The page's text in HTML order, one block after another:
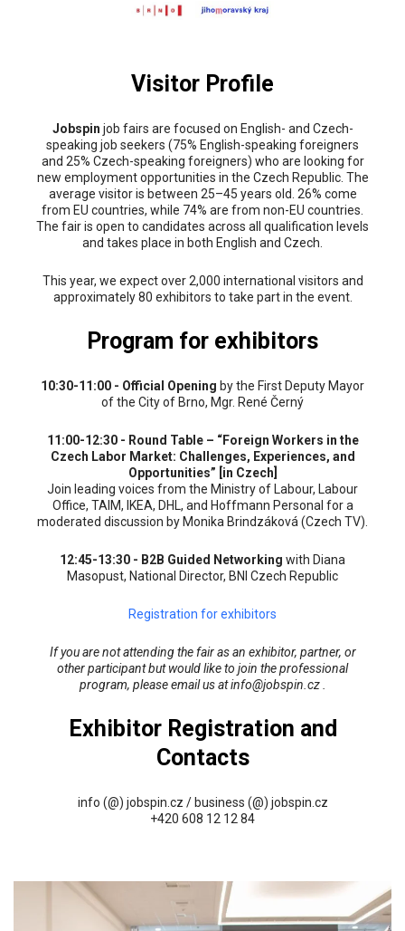
Visitor Profile
Jobspin job fairs are focused on English- and Czech-
speaking job seekers (75% English-speaking foreigners
and 25% Czech-speaking foreigners) who are looking for
new employment opportunities in the Czech Republic. The
average visitor is between 25–45 years old. 26% come
from EU countries, while 74% are from non-EU countries.
The fair is open to candidates across all qualification levels
and takes place in both English and Czech.
This year, we expect over 2,000 international visitors and
approximately 80 exhibitors to take part in the event.
Program for exhibitors
10:30-11:00 - Official Opening by the First Deputy Mayor
of the City of Brno, Mgr. René Černý
11:00-12:30 - Round Table – “Foreign Workers in the
Czech Labor Market: Challenges, Experiences, and
Opportunities” [in Czech]
Join leading voices from the Ministry of Labour, Labour
Office, TAIM, IKEA, DHL, and Hoffmann Personal for a
moderated discussion by Monika Brindzáková (Czech TV).
12:45-13:30 - B2B Guided Networking with Diana
Masopust, National Director, BNI Czech Republic
Registration for exhibitors
If you are not attending the fair as an exhibitor, partner, or
other participant but would like to join the professional
program, please email us at info@jobspin.cz .
Exhibitor Registration and
Contacts
info (@) jobspin.cz / business (@) jobspin.cz
+420 608 12 12 84